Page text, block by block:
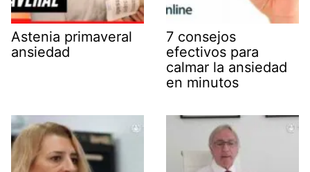
Astenia primaveral
ansiedad
7 consejos
efectivos para
calmar la ansiedad
en minutos